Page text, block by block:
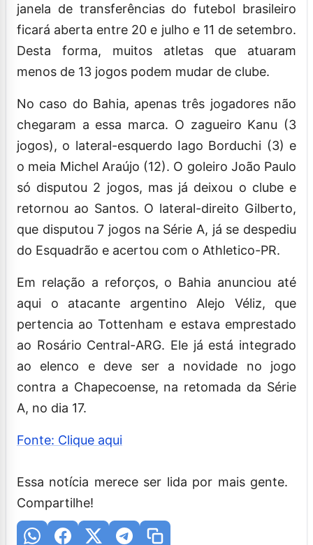
janela de transferências do futebol brasileiro
ficará aberta entre 20 e julho e 11 de setembro.
Desta forma, muitos atletas que atuaram
menos de 13 jogos podem mudar de clube.
No caso do Bahia, apenas três jogadores não
chegaram a essa marca. O zagueiro Kanu (3
jogos), o lateral-esquerdo Iago Borduchi (3) e
o meia Michel Araújo (12). O goleiro João Paulo
só disputou 2 jogos, mas já deixou o clube e
retornou ao Santos. O lateral-direito Gilberto,
que disputou 7 jogos na Série A, já se despediu
do Esquadrão e acertou com o Athletico-PR.
Em relação a reforços, o Bahia anunciou até
aqui o atacante argentino Alejo Véliz, que
pertencia ao Tottenham e estava emprestado
ao Rosário Central-ARG. Ele já está integrado
ao elenco e deve ser a novidade no jogo
contra a Chapecoense, na retomada da Série
A, no dia 17.
Fonte: Clique aqui
Essa notícia merece ser lida por mais gente.
Compartilhe!